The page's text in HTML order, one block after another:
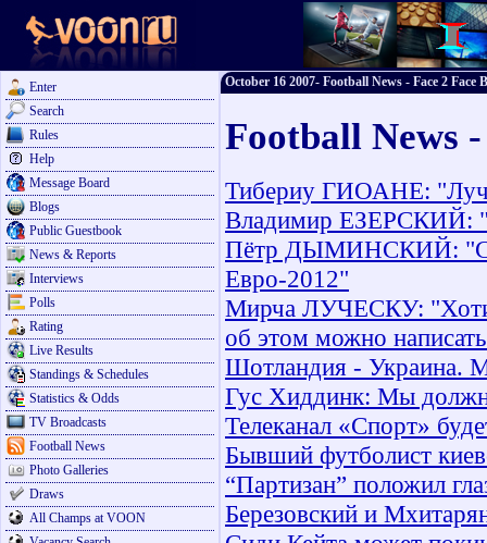
Enter
Search
Rules
Help
Message Board
Blogs
Public Guestbook
News & Reports
Interviews
Polls
Rating
Live Results
Standings & Schedules
Statistics & Odds
TV Broadcasts
Football News
Photo Galleries
Draws
All Champs at VOON
October 16 2007- Football News - Face 2 Face
Football News
Тибериу ГИОАНЕ:
Владимир ЕЗЕРСКИЙ:
Пётр ДЫМИНСКИЙ:
Евро-2012"
Мирча ЛУЧЕСКУ:
об этом можно
Шотландия - Украина.
Гус Хиддинк: Мы
Телеканал «Спорт»
Бывший футболист
“Партизан” положил
Березовский и